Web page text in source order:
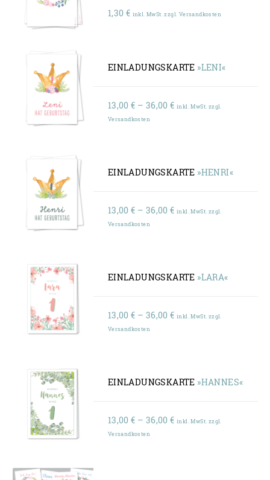
1,30 € inkl. MwSt. zzgl. Versandkosten
EINLADUNGSKARTE »LENI«
13,00€ – 36,00€Preisspanne:
inkl. MwSt. zzgl.
Versandkosten
EINLADUNGSKARTE »HENRI«
13,00€ – 36,00€Preisspanne:
inkl. MwSt. zzgl.
Versandkosten
EINLADUNGSKARTE »LARA«
13,00€ – 36,00€Preisspanne:
inkl. MwSt. zzgl.
Versandkosten
EINLADUNGSKARTE »HANNES«
13,00€ – 36,00€Preisspanne:
inkl. MwSt. zzgl.
Versandkosten